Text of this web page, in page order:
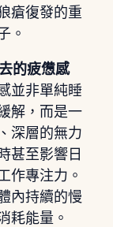
瘡復發的重
。
的疲憊感
並非單純睡
解，而是一
深層的無力
甚至影響日
作專注力。
內持續的慢
耗能量。